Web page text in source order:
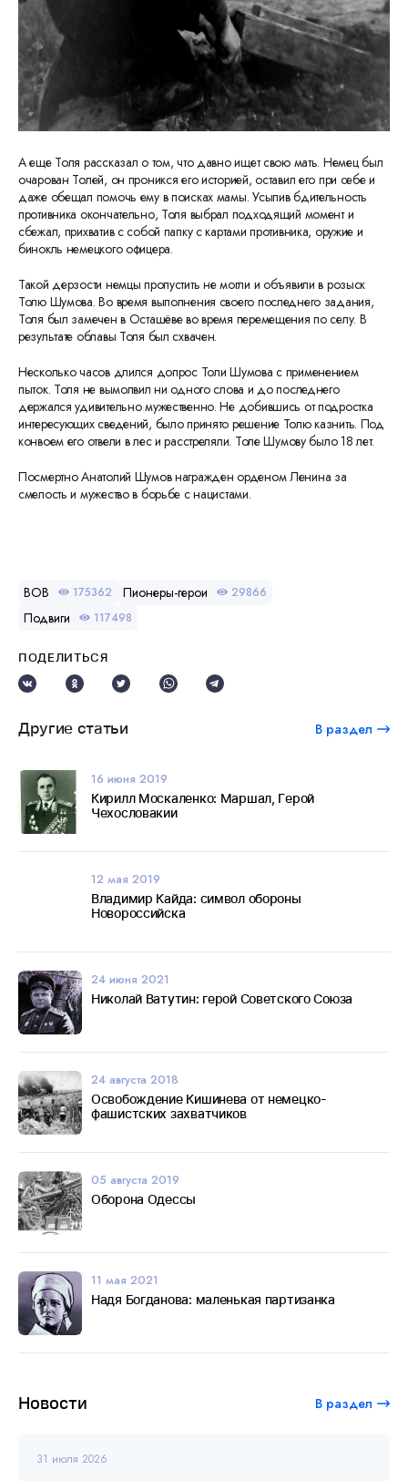
Новости В раздел
31 июля 2026
А еще Толя рассказал о том, что давно ищет свою мать. Немец был
очарован Толей, он проникся его историей, оставил его при себе и
даже обещал помочь ему в поисках мамы. Усыпив бдительность
противника окончательно, Толя выбрал подходящий момент и
сбежал, прихватив с собой папку с картами противника, оружие и
бинокль немецкого офицера.
Такой дерзости немцы пропустить не могли и объявили в розыск
Толю Шумова. Во время выполнения своего последнего задания,
Толя был замечен в Осташёве во время перемещения по селу. В
результате облавы Толя был схвачен.
Несколько часов длился допрос Толи Шумова с применением
пыток. Толя не вымолвил ни одного слова и до последнего
держался удивительно мужественно. Не добившись от подростка
интересующих сведений, было принято решение Толю казнить. Под
конвоем его отвели в лес и расстреляли. Толе Шумову было 18 лет.
Посмертно Анатолий Шумов награжден орденом Ленина за
смелость и мужество в борьбе с нацистами.
ВОВ 175362 Пионеры-герои 29866
Подвиги 117498
ПОДЕЛИТЬСЯ
Другие статьи В раздел
16 июня 2019
Кирилл Москаленко: Маршал, Герой
Чехословакии
12 мая 2019
Владимир Кайда: символ обороны
Новороссийска
24 июня 2021
Николай Ватутин: герой Советского Союза
24 августа 2018
Освобождение Кишинева от немецко-
фашистских захватчиков
05 августа 2019
Оборона Одессы
11 мая 2021
Надя Богданова: маленькая партизанка